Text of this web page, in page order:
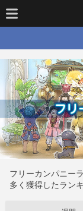
フリーカンパニー
多く獲得したラン